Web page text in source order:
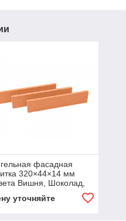
фасадная
320×44×14 мм
Вишня, Шоколад,
уточняйте